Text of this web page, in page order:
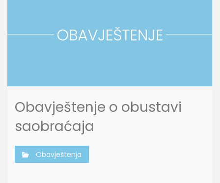
Obavještenje o obustavi
saobraćaja
Obavještenja